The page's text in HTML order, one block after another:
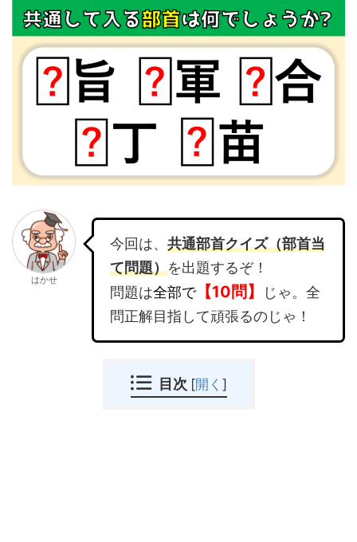
はかせ
今回は、 共通部首クイズ（部首当
て問題）を出題するぞ！
問題は全部で【10問】
じゃ。全
問正解目指して頑張るのじゃ！
目次 [開く ]